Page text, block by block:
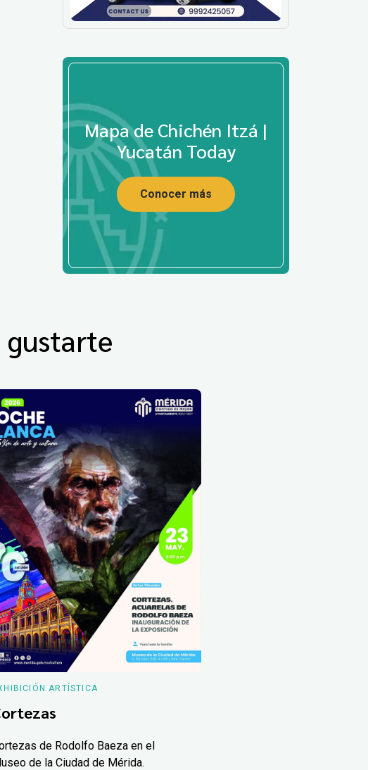
Mapa de Chichén Itzá |
Yucatán Today
Conocer más
gustarte
ARTÍSTICA
de Rodolfo Baeza en el
de la Ciudad de Mérida.